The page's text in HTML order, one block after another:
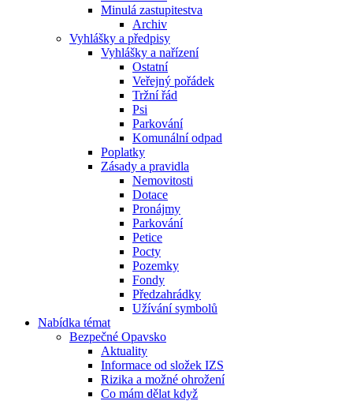
Minulá zastupitestva
Archiv
Vyhlášky a předpisy
Vyhlášky a nařízení
Ostatní
Veřejný pořádek
Tržní řád
Psi
Parkování
Komunální odpad
Poplatky
Zásady a pravidla
Nemovitosti
Dotace
Pronájmy
Parkování
Petice
Pocty
Pozemky
Fondy
Předzahrádky
Užívání symbolů
Nabídka témat
Bezpečné Opavsko
Aktuality
Informace od složek IZS
Rizika a možné ohrožení
Co mám dělat když